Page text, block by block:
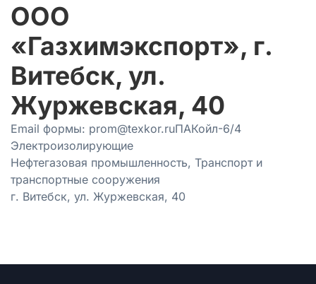
ООО
«Газхимэкспорт», г.
Витебск, ул.
Журжевская, 40
Email формы: prom@texkor.ruПАКойл-6/4
Электроизолирующие
Нефтегазовая промышленность, Транспорт и
транспортные сооружения
г. Витебск, ул. Журжевская, 40